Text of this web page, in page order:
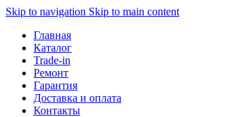
Skip to navigation Skip to main content
Главная
Каталог
Trade-in
Ремонт
Гарантия
Доставка и оплата
Контакты